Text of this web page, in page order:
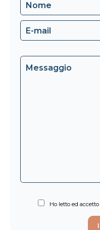
Ho letto ed accetto